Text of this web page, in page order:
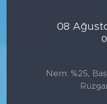
08
Nem: %25,
Sektör